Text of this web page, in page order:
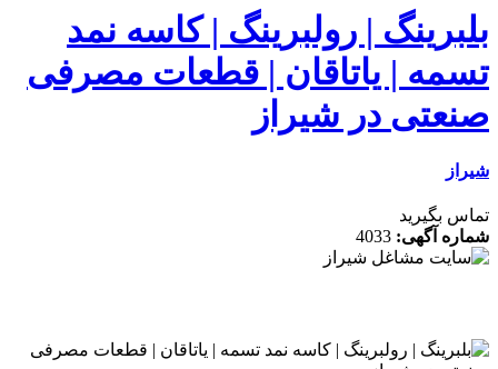
بلبرینگ | رولبرینگ | کاسه نمد
تسمه | یاتاقان | قطعات مصرفی
صنعتی در شیراز
شیراز
تماس بگیرید
شماره آگهی: 4033